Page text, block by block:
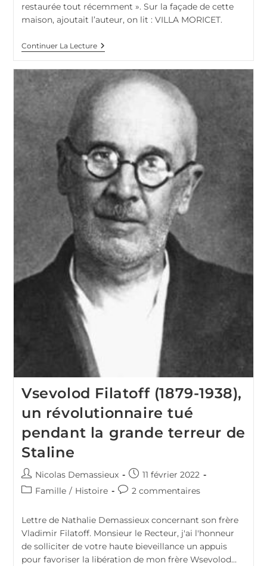
restaurée tout récemment ». Sur la façade de cette
maison, ajoutait l’auteur, on lit : VILLA MORICET.
Continuer La LecturePierre-
Joseph
1850)
Et
Sa
Villa
Du
Carrefour
De
Montreuil
Vsevolod Filatoff (1879-1938),
un révolutionnaire tué
pendant la grande terreur de
Staline
Auteur/autrice
de
Nicolas Demassieux
Publication
publiée :
11 février 2022
PostFamille / Histoire
Commentaires
publication :
2 commentaires
Lettre de Nathalie Demassieux concernant son frère
Vladimir Filatoff. Monsieur le Recteur, j'ai l'honneur
de solliciter de votre haute bieveillance un appuis
pour favoriser la libération de mon frère Wsevolod…